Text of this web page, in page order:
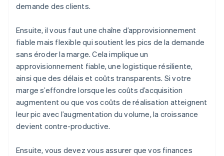
demande des clients.
Ensuite, il vous faut une chaîne d’approvisionnement
fiable mais flexible qui soutient les pics de la demande
sans éroder la marge. Cela implique un
approvisionnement fiable, une logistique résiliente,
ainsi que des délais et coûts transparents. Si votre
marge s’effondre lorsque les coûts d’acquisition
augmentent ou que vos coûts de réalisation atteignent
leur pic avec l’augmentation du volume, la croissance
devient contre-productive.
Ensuite, vous devez vous assurer que vos finances